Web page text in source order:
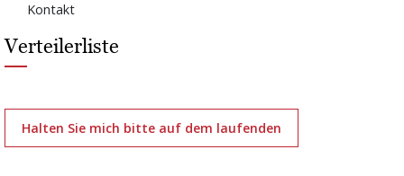
Kontakt
Verteilerliste
Halten Sie mich bitte auf dem laufenden